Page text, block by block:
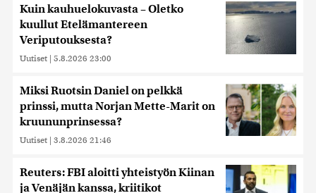
Kuin kauhuelokuvasta – Oletko
kuullut Etelämantereen
Veriputouksesta?
Uutiset | 5.8.2026 23:00
Miksi Ruotsin Daniel on pelkkä
prinssi, mutta Norjan Mette-Marit on
kruununprinsessa?
Uutiset | 3.8.2026 21:46
Reuters: FBI aloitti yhteistyön Kiinan
ja Venäjän kanssa, kriitikot